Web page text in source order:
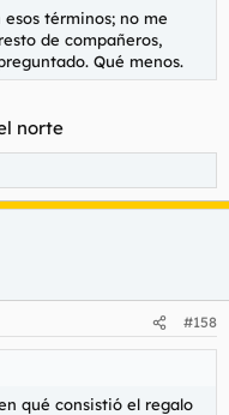
términos; no me
de compañeros,
Qué menos.
norte
#158
qué consistió el regalo